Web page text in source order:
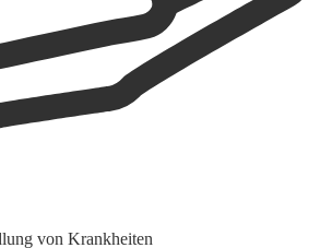
von Krankheiten